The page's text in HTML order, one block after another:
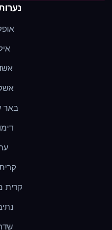
נערות
באר
קרית